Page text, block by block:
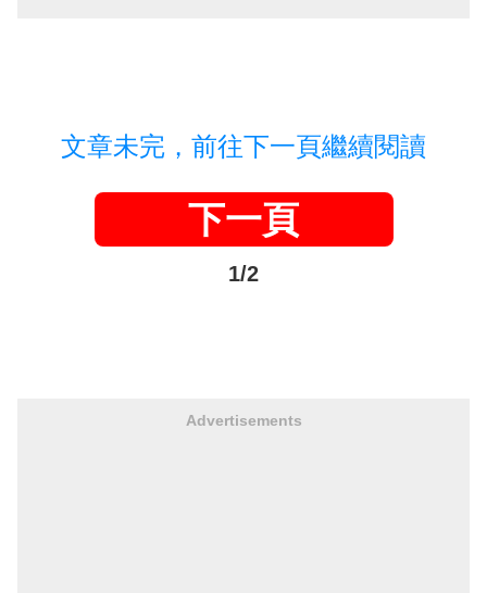
文章未完，前往下一頁繼續閱讀
下一頁
1/2
Advertisements